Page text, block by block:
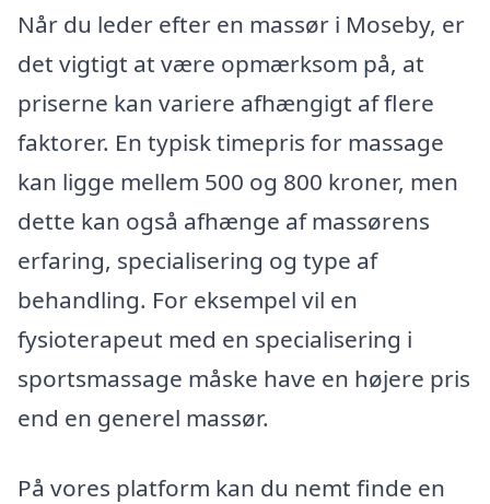
Når du leder efter en massør i Moseby, er
det vigtigt at være opmærksom på, at
priserne kan variere afhængigt af flere
faktorer. En typisk timepris for massage
kan ligge mellem 500 og 800 kroner, men
dette kan også afhænge af massørens
erfaring, specialisering og type af
behandling. For eksempel vil en
fysioterapeut med en specialisering i
sportsmassage måske have en højere pris
end en generel massør.
På vores platform kan du nemt finde en